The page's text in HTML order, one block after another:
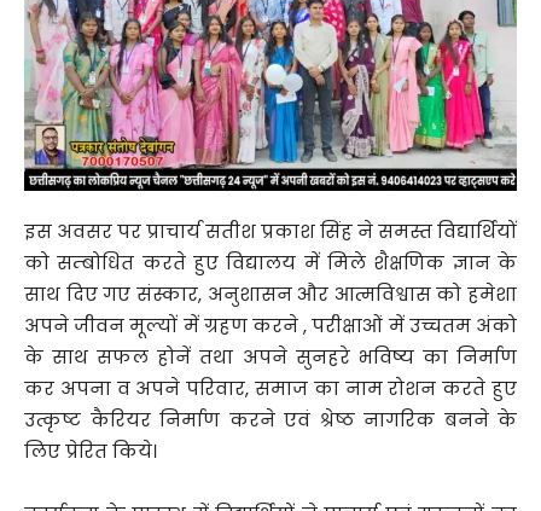
इस अवसर पर प्राचार्य सतीश प्रकाश सिंह ने समस्त विद्यार्थियों
को सम्बोधित करते हुए विद्यालय में मिले शैक्षणिक ज्ञान के
साथ दिए गए संस्कार, अनुशासन और आत्मविश्वास को हमेशा
अपने जीवन मूल्यों में ग्रहण करने , परीक्षाओं में उच्चतम अंको
के साथ सफल होनें तथा अपने सुनहरे भविष्य का निर्माण
कर अपना व अपने परिवार, समाज का नाम रोशन करते हुए
उत्कृष्ट कैरियर निर्माण करने एवं श्रेष्ठ नागरिक बनने के
लिए प्रेरित किये।